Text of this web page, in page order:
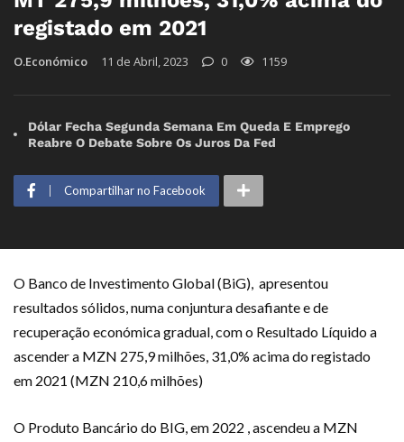
registado em 2021
O.Económico 11 de Abril, 2023 0 1159
Dólar Fecha Segunda Semana Em Queda E Emprego
Reabre O Debate Sobre Os Juros Da Fed
Compartilhar no Facebook
O Banco de Investimento Global (BiG), apresentou
resultados sólidos, numa conjuntura desafiante e de
recuperação económica gradual, com o Resultado Líquido a
ascender a MZN 275,9 milhões, 31,0% acima do registado
em 2021 (MZN 210,6 milhões)
O Produto Bancário do BIG, em 2022 , ascendeu a MZN